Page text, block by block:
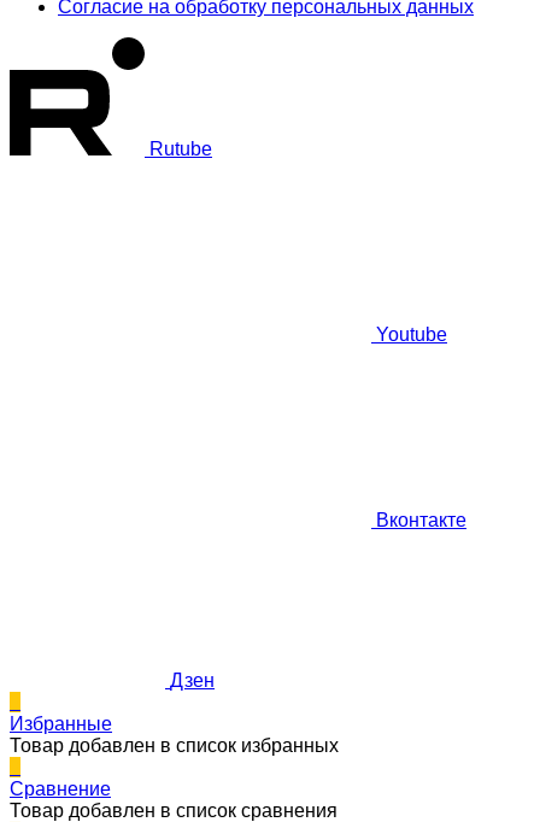
Согласие на обработку персональных данных
Rutube
Youtube
Вконтакте
Дзен
Избранные
Товар добавлен в список избранных
Сравнение
Товар добавлен в список сравнения